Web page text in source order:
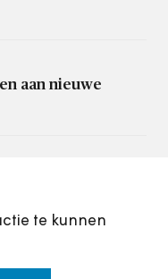
aan nieuwe
te kunnen